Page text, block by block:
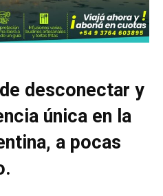
desconectar y
única en la
a pocas